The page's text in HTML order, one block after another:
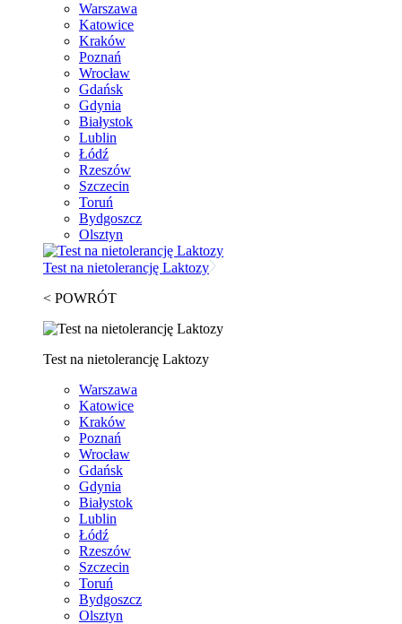
Warszawa
Katowice
Kraków
Poznań
Wrocław
Gdańsk
Gdynia
Białystok
Lublin
Łódź
Rzeszów
Szczecin
Toruń
Bydgoszcz
Olsztyn
Test na nietolerancję Laktozy
< POWRÓT
Test na nietolerancję Laktozy
Warszawa
Katowice
Kraków
Poznań
Wrocław
Gdańsk
Gdynia
Białystok
Lublin
Łódź
Rzeszów
Szczecin
Toruń
Bydgoszcz
Olsztyn